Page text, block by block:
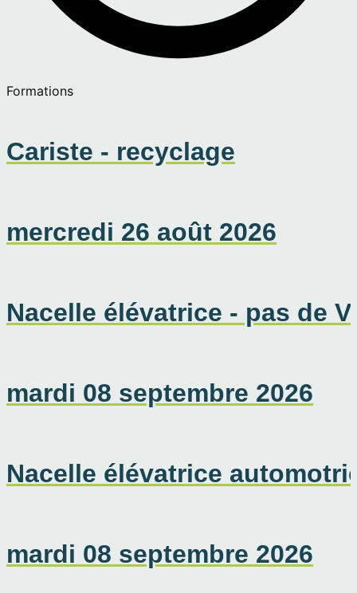
Formations
Cariste - recyclage
mercredi 26 août 2026
Nacelle élévatrice - pas de
mardi 08 septembre 2026
Nacelle élévatrice
mardi 08 septembre 2026